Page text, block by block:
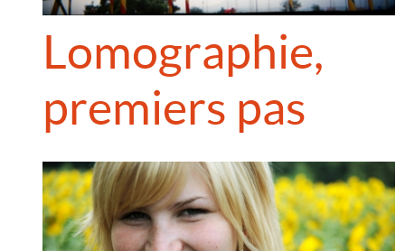
Lomographie,
premiers pas